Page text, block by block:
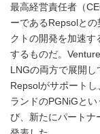
最高経営責任者（
ーであるRepsolと
クトの開発を加速す
するものだ。
LNGの両方で展開
Repsolがサポート
ランドのPGNiGと
び、新たにパートナ